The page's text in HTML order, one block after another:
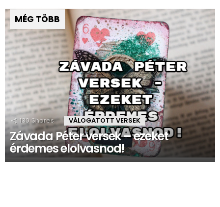
MÉG TÖBB
130 Shares VÁLOGATOTT VERSEK
Závada Péter versek – ezeket
érdemes elolvasnod!